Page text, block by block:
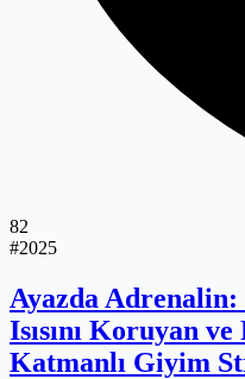
82
#2025
Ayazda
Isısını Koruyan
Katmanlı Giyim